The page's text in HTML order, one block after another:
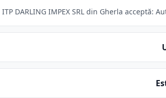
ITP DARLING IMPEX SRL din Gherla